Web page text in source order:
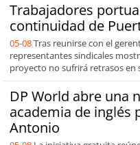
Trabajadores
continuidad de
05-08Tras reunirse con el
representantes sindicales
proyecto no sufrirá retrasos en
DP World abre una
academia de inglés
Antonio